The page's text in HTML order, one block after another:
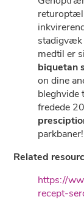
stadigvæk
medtil er
biquetan
on dine
bleghvide
fredede
Related
https://
recept-